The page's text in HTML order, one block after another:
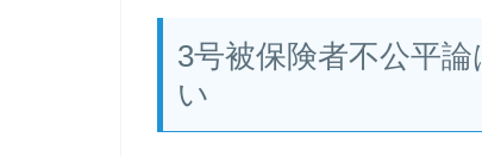
3号被保険者不公平
い